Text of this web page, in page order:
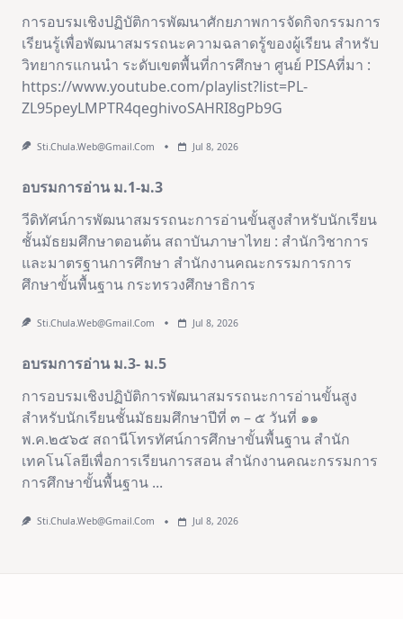
การอบรมเชิงปฏิบัติการพัฒนาศักยภาพการจัดกิจกรรมการ
เรียนรู้เพื่อพัฒนาสมรรถนะความฉลาดรู้ของผู้เรียน สำหรับ
วิทยากรแกนนำ ระดับเขตพื้นที่การศึกษา ศูนย์ PISAที่มา :
https://www.youtube.com/playlist?list=PL-
ZL95peyLMPTR4qeghivoSAHRI8gPb9G
Sti.chula.web@gmail.com Jul 8, 2026
อบรมการอ่าน ม.1-ม.3
วีดิทัศน์การพัฒนาสมรรถนะการอ่านขั้นสูงสำหรับนักเรียน
ชั้นมัธยมศึกษาตอนต้น สถาบันภาษาไทย : สำนักวิชาการ
และมาตรฐานการศึกษา สำนักงานคณะกรรมการการ
ศึกษาขั้นพื้นฐาน กระทรวงศึกษาธิการ
Sti.chula.web@gmail.com Jul 8, 2026
อบรมการอ่าน ม.3- ม.5
การอบรมเชิงปฏิบัติการพัฒนาสมรรถนะการอ่านขั้นสูง
สำหรับนักเรียนชั้นมัธยมศึกษาปีที่ ๓ – ๕ วันที่ ๑๑
พ.ค.๒๕๖๕ สถานีโทรทัศน์การศึกษาขั้นพื้นฐาน สำนัก
เทคโนโลยีเพื่อการเรียนการสอน สำนักงานคณะกรรมการ
การศึกษาขั้นพื้นฐาน ...
Sti.chula.web@gmail.com Jul 8, 2026